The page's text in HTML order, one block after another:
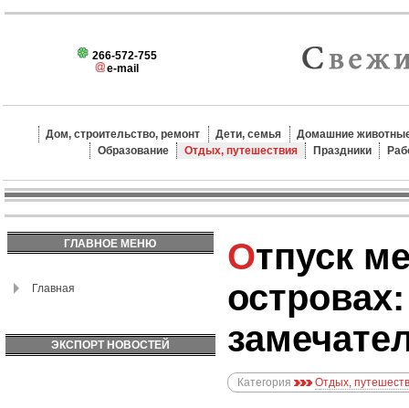
266-572-755
e-mail
Дом, строительство, ремонт Дети, семья
Домашние
Образование
Отдых, путешествия Праздники
ГЛАВНОЕ МЕНЮ
Главная
ЭКСПОРТ НОВОСТЕЙ
Отпуск мечты на Гавайских
Категория Отдых,